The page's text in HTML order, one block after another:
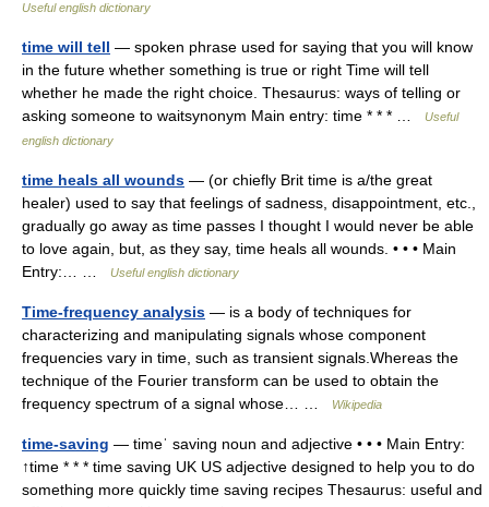
Useful english dictionary
time will tell — spoken phrase used for saying that you will know
in the future whether something is true or right Time will tell
whether he made the right choice. Thesaurus: ways of telling or
asking someone to waitsynonym Main entry: time * * * …
Useful
english dictionary
time heals all wounds — (or chiefly Brit time is a/the great
healer) used to say that feelings of sadness, disappointment, etc.,
gradually go away as time passes I thought I would never be able
to love again, but, as they say, time heals all wounds. • • • Main
Entry:… …
Useful english dictionary
Time-frequency analysis — is a body of techniques for
characterizing and manipulating signals whose component
frequencies vary in time, such as transient signals.Whereas the
technique of the Fourier transform can be used to obtain the
frequency spectrum of a signal whose… …
Wikipedia
time-saving — timeˈ saving noun and adjective • • • Main Entry:
↑time * * * time saving UK US adjective designed to help you to do
something more quickly time saving recipes Thesaurus: useful and